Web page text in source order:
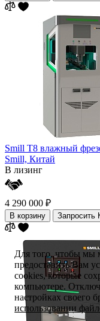
Smill T8 влажный
Smill, Китай
В лизинг
4 290 000 ₽
В корзину Запросить
Для того, чтобы мы
предоставить Вам
cookies, которые
компьютере.
настройках своего
использовании